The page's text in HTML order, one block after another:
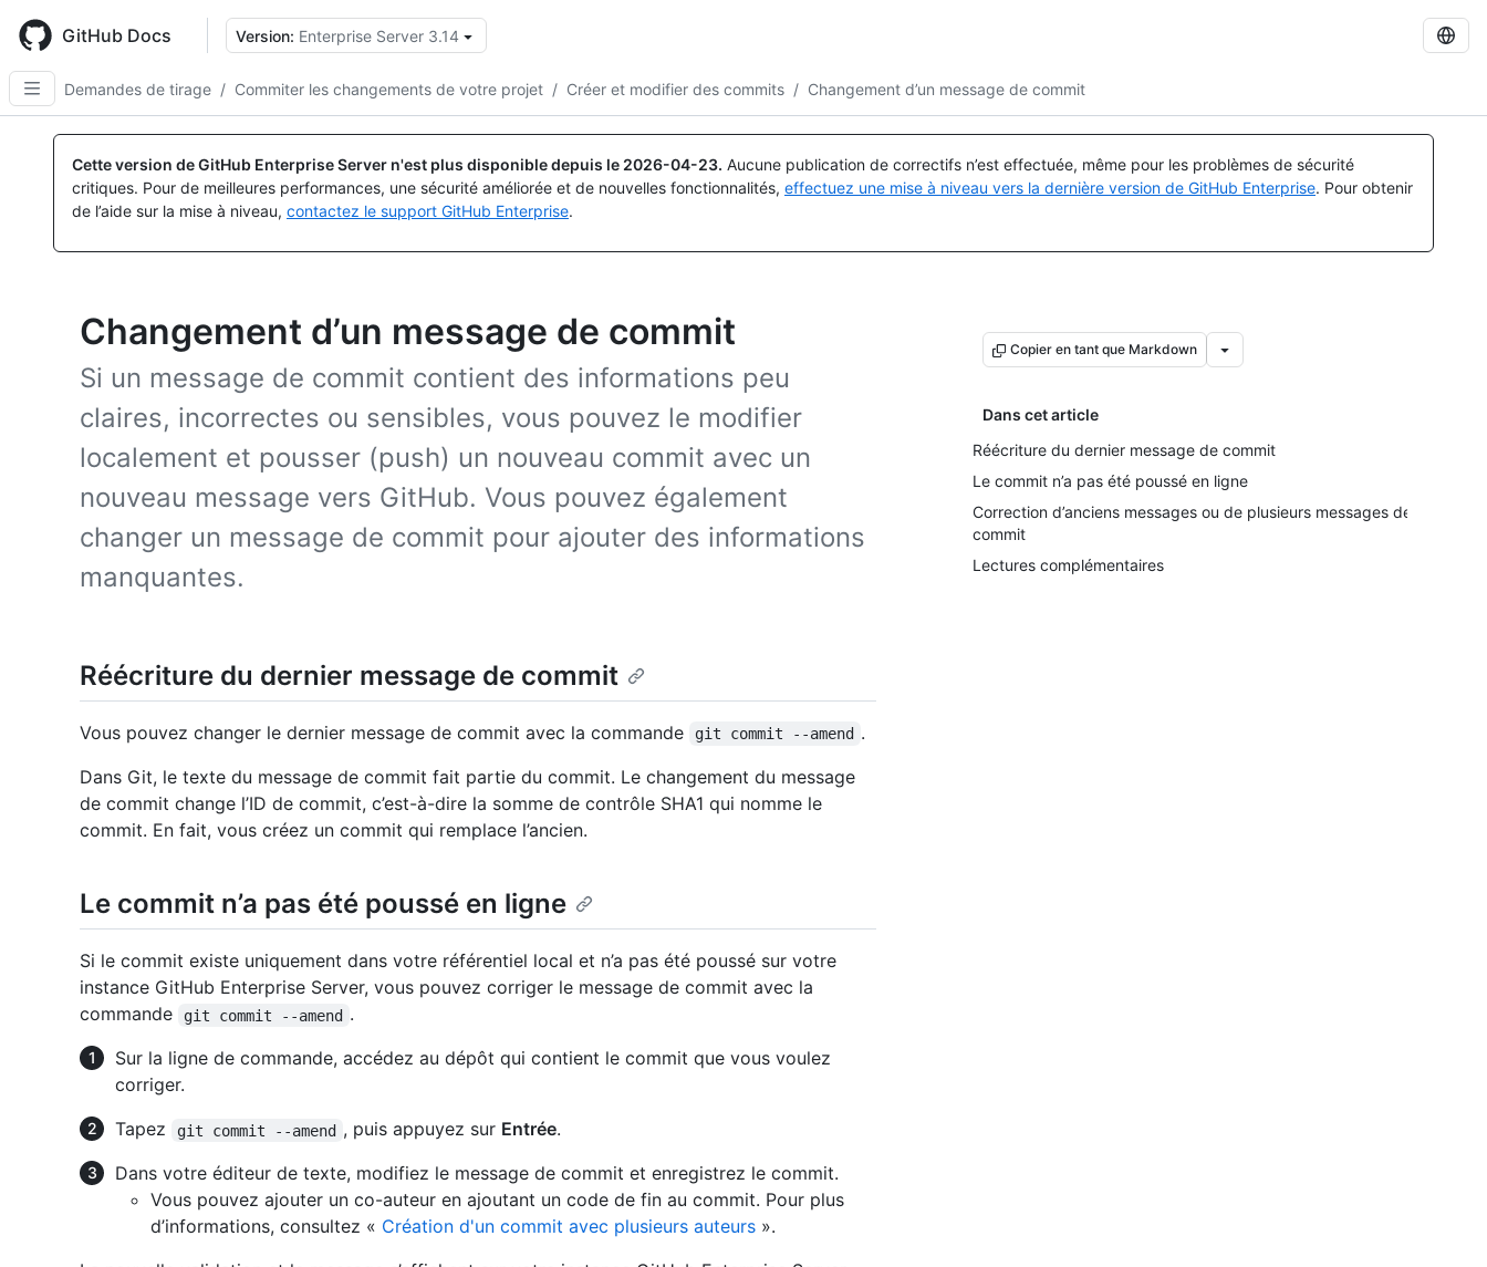
main
content
GitHub Docs Version: Enterprise Server 3.14
Demandes de tirage / Commiter les changements de votre projet / Créer et modifier des commits / Changement d’un message de commit
Cette version de GitHub Enterprise Server n'est plus disponible depuis le 2026-04-23. Aucune publication de correctifs n’est effectuée, même pour les problèmes de sécurité
critiques. Pour de meilleures performances, une sécurité améliorée et de nouvelles fonctionnalités, effectuez une mise à niveau vers la dernière version de GitHub Enterprise. Pour obtenir
de l’aide sur la mise à niveau, contactez le support GitHub Enterprise.
Changement d’un message de commit
Si un message de commit contient des informations peu
claires, incorrectes ou sensibles, vous pouvez le modifier
localement et pousser (push) un nouveau commit avec un
nouveau message vers GitHub. Vous pouvez également
changer un message de commit pour ajouter des informations
manquantes.
Copier en tant que Markdown
Dans cet article
Réécriture du dernier message de commit
Le commit n’a pas été poussé en ligne
Correction d’anciens messages ou de plusieurs messages de
commit
Lectures complémentaires
Réécriture du dernier message de commit
Vous pouvez changer le dernier message de commit avec la commande git commit --amend .
Dans Git, le texte du message de commit fait partie du commit. Le changement du message
de commit change l’ID de commit, c’est-à-dire la somme de contrôle SHA1 qui nomme le
commit. En fait, vous créez un commit qui remplace l’ancien.
Le commit n’a pas été poussé en ligne
Si le commit existe uniquement dans votre référentiel local et n’a pas été poussé sur votre
instance GitHub Enterprise Server, vous pouvez corriger le message de commit avec la
commande
git commit --amend .
Sur la ligne de commande, accédez au dépôt qui contient le commit que vous voulez
corriger.
Tapez
git commit --amend , puis appuyez sur Entrée.
Dans votre éditeur de texte, modifiez le message de commit et enregistrez le commit.
Vous pouvez ajouter un co-auteur en ajoutant un code de fin au commit. Pour plus
d’informations, consultez « Création d'un commit avec plusieurs auteurs ».